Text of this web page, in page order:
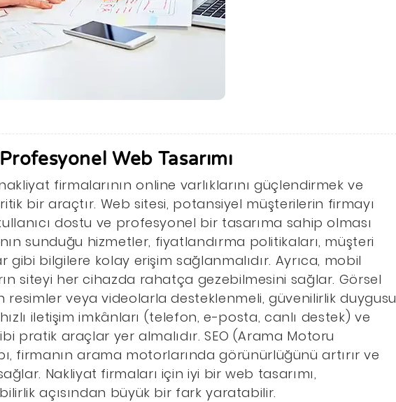
Web Tasarımı
firmalarının online varlıklarını güçlendirmek ve
bir araçtır. Web sitesi, potansiyel müşterilerin firmayı
dostu ve profesyonel bir tasarıma sahip olması
sunduğu hizmetler, fiyatlandırma politikaları, müşteri
gibi bilgilere kolay erişim sağlanmalıdır. Ayrıca, mobil
siteyi her cihazda rahatça gezebilmesini sağlar. Görsel
resimler veya videolarla desteklenmeli, güvenilirlik duygusu
iletişim imkânları (telefon, e-posta, canlı destek) ve
pratik araçlar yer almalıdır. SEO (Arama Motoru
firmanın arama motorlarında görünürlüğünü artırır ve
Nakliyat firmaları için iyi bir web tasarımı,
açısından büyük bir fark yaratabilir.